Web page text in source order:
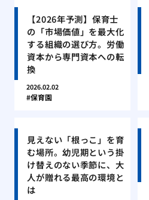
【2026年予測】保育士
の「市場価値」を最大化
する組織の選び方。労働
資本から専門資本への転
換
2026.02.02
保育園
見えない「根っこ」を育
む場所。幼児期という掛
け替えのない季節に、大
人が贈れる最高の環境と
は